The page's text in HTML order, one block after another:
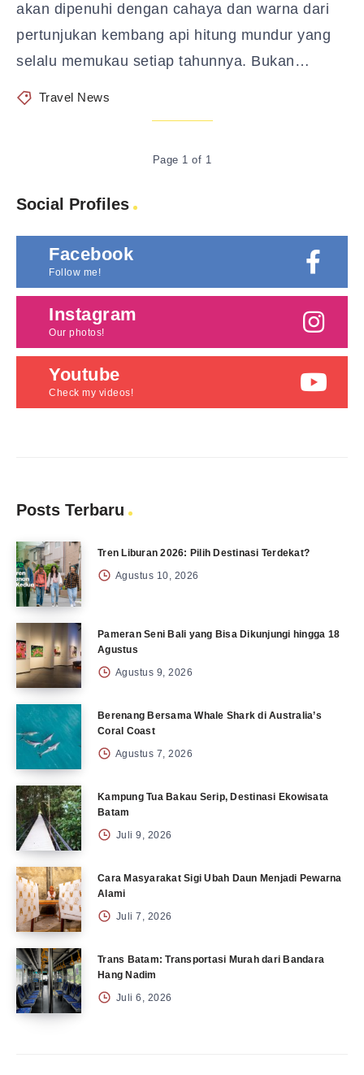
akan dipenuhi dengan cahaya dan warna dari
pertunjukan kembang api hitung mundur yang
selalu memukau setiap tahunnya. Bukan…
Travel News
Page 1 of 1
Social Profiles
Facebook
Follow me!
Instagram
Our photos!
Youtube
Check my videos!
Posts Terbaru
Tren Liburan 2026: Pilih Destinasi Terdekat?
Agustus 10, 2026
Pameran Seni Bali yang Bisa Dikunjungi hingga 18
Agustus
Agustus 9, 2026
Berenang Bersama Whale Shark di Australia’s
Coral Coast
Agustus 7, 2026
Kampung Tua Bakau Serip, Destinasi Ekowisata
Batam
Juli 9, 2026
Cara Masyarakat Sigi Ubah Daun Menjadi Pewarna
Alami
Juli 7, 2026
Trans Batam: Transportasi Murah dari Bandara
Hang Nadim
Juli 6, 2026